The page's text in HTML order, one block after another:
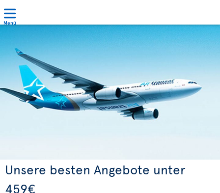
Menü
Unsere besten Angebote unter
459€